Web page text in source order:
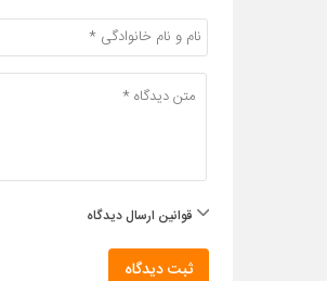
قوانین ارسال دیدگاه
ثبت دیدگاه